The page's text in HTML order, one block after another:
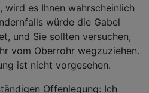
wird es Ihnen wahrscheinlich
würde die Gabel
und Sie sollten versuchen,
vom Oberrohr wegzuziehen.
ist nicht vorgesehen.
Offenlegung: Ich